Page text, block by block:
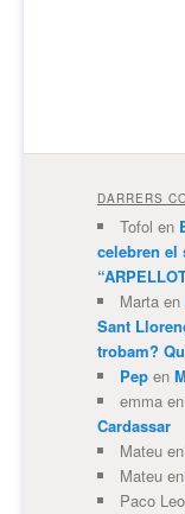
DARRERS
Tofol en
celebren el
Martaen
Sant
trobam?
Pepen
emmaen
Cardassar
Mateuen
Mateuen
Paco